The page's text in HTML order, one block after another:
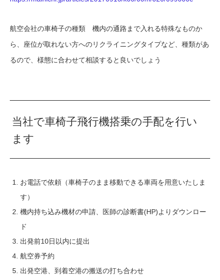
航空会社の車椅子の種類 機内の通路まで入れる特殊なものか
ら、座位が取れない方へのリクライニングタイプなど、種類があ
るので、様態に合わせて相談すると良いでしょう
当社で車椅子飛行機搭乗の手配を行い
ます
お電話で依頼（車椅子のまま移動できる車両を用意いたしま
す）
機内持ち込み機材の申請、医師の診断書(HP)よりダウンロー
ド
出発前10日以内に提出
航空券予約
出発空港、到着空港の搬送の打ち合わせ